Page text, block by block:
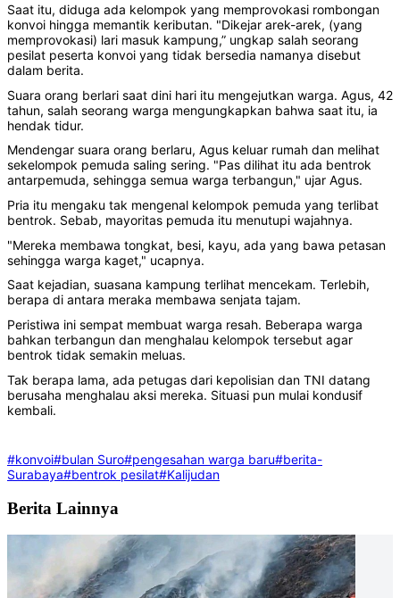
Saat itu, diduga ada kelompok yang memprovokasi rombongan
konvoi hingga memantik keributan. "Dikejar arek-arek, (yang
memprovokasi) lari masuk kampung,” ungkap salah seorang
pesilat peserta konvoi yang tidak bersedia namanya disebut
dalam berita.
Suara orang berlari saat dini hari itu mengejutkan warga. Agus, 42
tahun, salah seorang warga mengungkapkan bahwa saat itu, ia
hendak tidur.
Mendengar suara orang berlaru, Agus keluar rumah dan melihat
sekelompok pemuda saling sering. "Pas dilihat itu ada bentrok
antarpemuda, sehingga semua warga terbangun," ujar Agus.
Pria itu mengaku tak mengenal kelompok pemuda yang terlibat
bentrok. Sebab, mayoritas pemuda itu menutupi wajahnya.
"Mereka membawa tongkat, besi, kayu, ada yang bawa petasan
sehingga warga kaget," ucapnya.
Saat kejadian, suasana kampung terlihat mencekam. Terlebih,
berapa di antara meraka membawa senjata tajam.
Peristiwa ini sempat membuat warga resah. Beberapa warga
bahkan terbangun dan menghalau kelompok tersebut agar
bentrok tidak semakin meluas.
Tak berapa lama, ada petugas dari kepolisian dan TNI datang
berusaha menghalau aksi mereka. Situasi pun mulai kondusif
kembali.
#konvoi#bulan Suro#pengesahan warga baru#berita-
Surabaya#bentrok pesilat#Kalijudan
Berita Lainnya